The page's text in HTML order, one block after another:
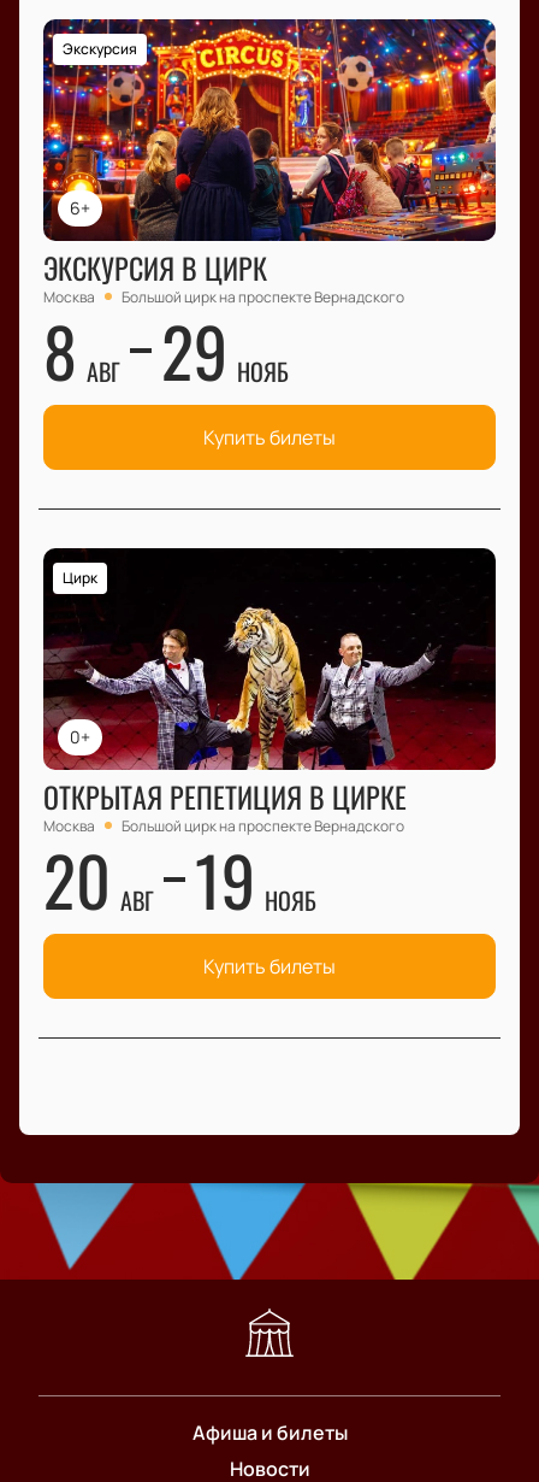
6+
Экскурсия
ЭКСКУРСИЯ В ЦИРК
Москва Большой цирк на проспекте Вернадского
8 АВГ 29 НОЯБ
Купить билеты
0+
Цирк
ОТКРЫТАЯ РЕПЕТИЦИЯ В ЦИРКЕ
Москва Большой цирк на проспекте Вернадского
20 АВГ 19 НОЯБ
Купить билеты
Афиша и билеты
Новости